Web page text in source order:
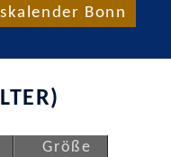
Bonn
Größe